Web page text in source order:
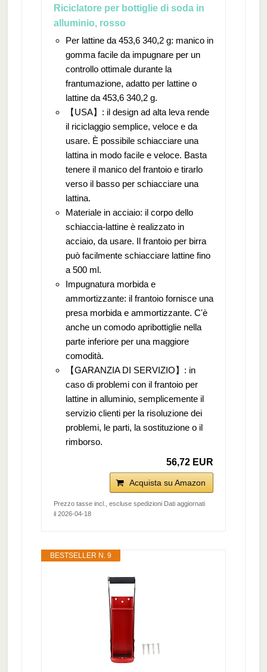
Riciclatore per bottiglie di soda in
alluminio, rosso
Per lattine da 453,6 340,2 g: manico in
gomma facile da impugnare per un
controllo ottimale durante la
frantumazione, adatto per lattine o
lattine da 453,6 340,2 g.
【USA】: il design ad alta leva rende
il riciclaggio semplice, veloce e da
usare. È possibile schiacciare una
lattina in modo facile e veloce. Basta
tenere il manico del frantoio e tirarlo
verso il basso per schiacciare una
lattina.
Materiale in acciaio: il corpo dello
schiaccia-lattine è realizzato in
acciaio, da usare. Il frantoio per birra
può facilmente schiacciare lattine fino
a 500 ml.
Impugnatura morbida e
ammortizzante: il frantoio fornisce una
presa morbida e ammortizzante. C'è
anche un comodo apribottiglie nella
parte inferiore per una maggiore
comodità.
【GARANZIA DI SERVIZIO】: in
caso di problemi con il frantoio per
lattine in alluminio, semplicemente il
servizio clienti per la risoluzione dei
problemi, le parti, la sostituzione o il
rimborso.
56,72 EUR
Acquista su Amazon
Prezzo tasse incl., escluse spedizioni Dati aggiornati
il 2026-04-18
BESTSELLER N. 9